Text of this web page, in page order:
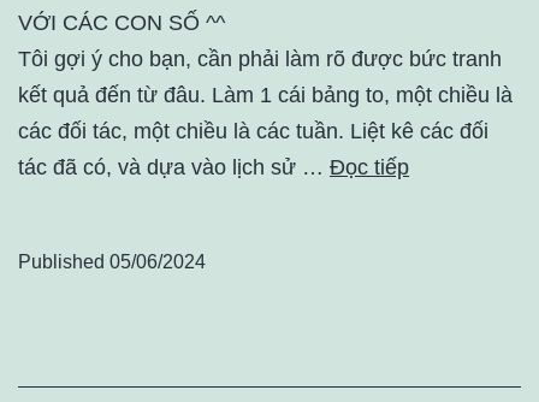
VỚI CÁC CON SỐ ^^
Tôi gợi ý cho bạn, cần phải làm rõ được bức tranh
kết quả đến từ đâu. Làm 1 cái bảng to, một chiều là
các đối tác, một chiều là các tuần. Liệt kê các đối
tác đã có, và dựa vào lịch sử … Đọc tiếp
Published 05/06/2024